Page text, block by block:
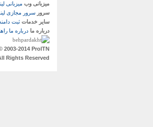
میزبانی وب میزبانی
سرور سرور مجازی
سایر خدمات ثبت
درباره ما درباره ما
2003-2014 ProITN
Rights Reserved.